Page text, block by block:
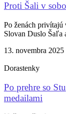
Proti Šali v
Po ženách
Slovan Duslo Šaľa
13. novembra 2025
Dorastenky
Po prehre so
medailami